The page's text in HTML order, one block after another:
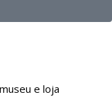
e loja